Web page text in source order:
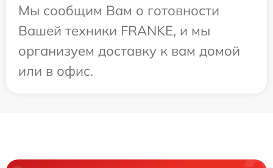
Мы сообщим Вам о готовности
Вашей техники FRANKE, и мы
организуем доставку к вам домой
или в офис.